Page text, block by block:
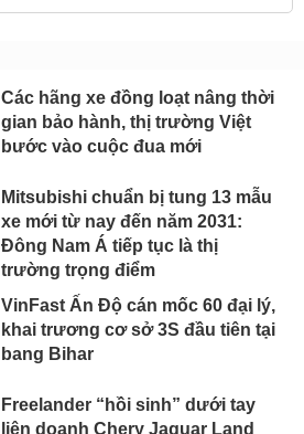
Các hãng xe đồng loạt nâng thời
gian bảo hành, thị trường Việt
bước vào cuộc đua mới
Mitsubishi chuẩn bị tung 13 mẫu
xe mới từ nay đến năm 2031:
Đông Nam Á tiếp tục là thị
trường trọng điểm
VinFast Ấn Độ cán mốc 60 đại lý,
khai trương cơ sở 3S đầu tiên tại
bang Bihar
Freelander “hồi sinh” dưới tay
liên doanh Chery Jaguar Land